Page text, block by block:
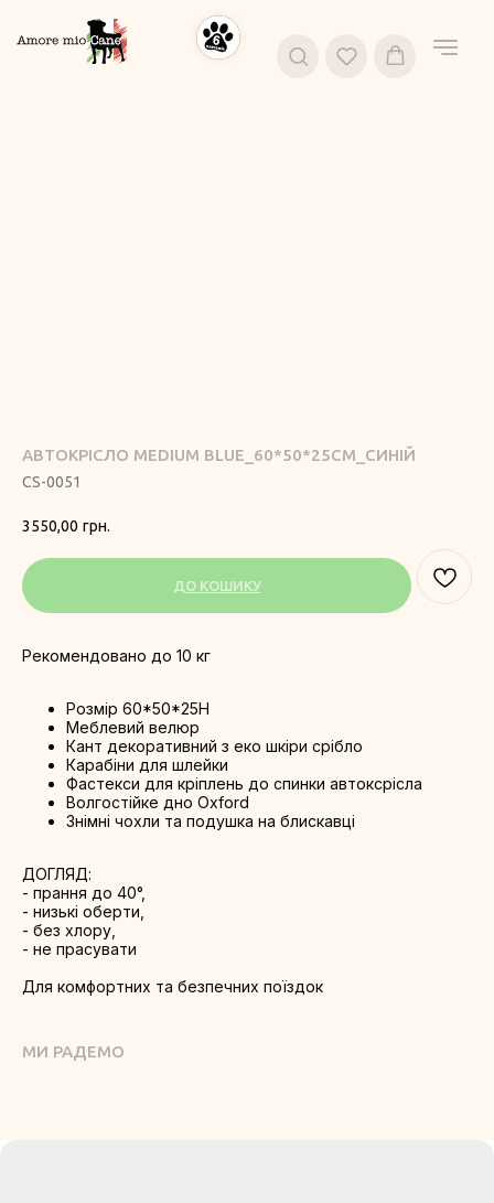
АВТОКРІСЛО MEDIUM BLUE_60*50*25СМ_СИНІЙ
CS-0051
3550,00 грн.
ДО КОШИКУ
Рекомендовано до 10 кг
Розмір 60*50*25H
Меблевий велюр
Кант декоративний з еко шкіри срібло
Карабіни для шлейки
Фастекси для кріплень до спинки автоксрісла
Волгостійке дно Oxford
Знімні чохли та подушка на блискавці
ДОГЛЯД:
- прання до 40°,
- низькі оберти,
- без хлору,
- не прасувати
Для комфортних та безпечних поїздок
МИ РАДЕМО